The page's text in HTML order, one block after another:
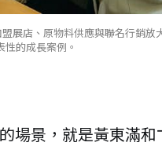
展店、原物料供應與聯名行銷放
性的成長案例。
場景，就是黃東滿